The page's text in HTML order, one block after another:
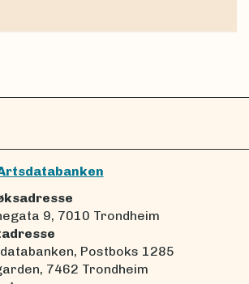
9, 7010 Trondheim
Postboks 1285
7462 Trondheim